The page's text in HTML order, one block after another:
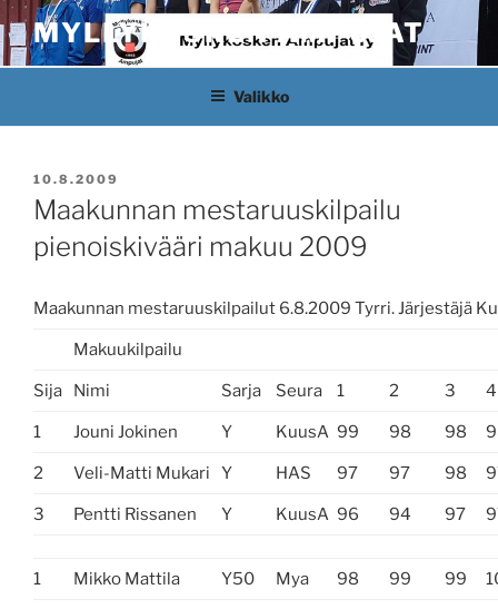
Siirry
sisältöönMYLLYKOSKEN AMPUJAT
Valikko
JULKAISTU
10.8.2009
Maakunnan mestaruuskilpailu
pienoiskivääri makuu 2009
Maakunnan mestaruuskilpailut 6.8.2009 Tyrri. Järjestäjä
Makuukilpailu
Sija Nimi Sarja Seura 1 2 3 4
1 Jouni Jokinen Y KuusA 99 98 98
2 Veli-Matti Mukari Y HAS 97 97 98
3 Pentti Rissanen Y KuusA 96 94 97
1 Mikko Mattila Y50 Mya 98 99 99